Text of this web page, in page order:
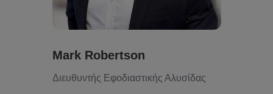
Mark Robertson
Διευθυντής Εφοδιαστικής Αλυσίδας